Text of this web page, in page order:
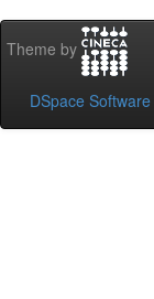
Theme by
DSpace Software